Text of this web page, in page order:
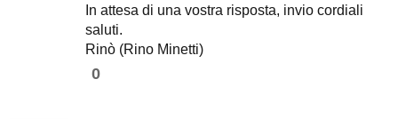
In attesa di una vostra risposta, invio cordiali
saluti.
Rinò (Rino Minetti)
0